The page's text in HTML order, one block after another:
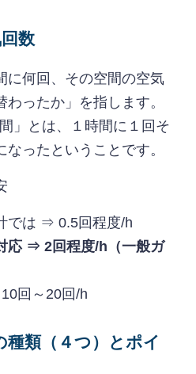
数
に何回、その空間の空気
ったか」を指します。
」とは、１時間に１回そ
ったということです。
では ⇒ 0.5回程度/h
応 ⇒ 2回程度/h（一般ガ
回～20回/h
類（４つ）とポイ